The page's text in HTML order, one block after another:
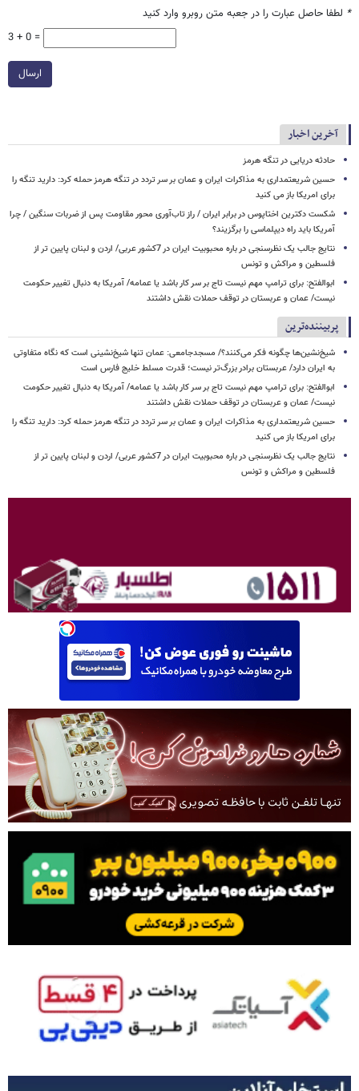
* لطفا حاصل عبارت را در جعبه متن روبرو وارد کنید
3 + 0 =
ارسال
آخرین اخبار
حادثه دریایی در تنگه هرمز
حسین شریعتمداری به مذاکرات ایران و عمان بر سر تردد در تنگه هرمز حمله کرد: دارید تنگه را
برای امریکا باز می کنید
شکست دکترین اختاپوس در برابر ایران / راز تاب‌آوری محور مقاومت پس از ضربات سنگین / چرا
آمریکا باید راه دیپلماسی را برگزیند؟
نتایج جالب یک نظرسنجی در باره محبوبیت ایران در 7کشور عربی/ اردن و لبنان پایین تر از
فلسطین و مراکش و تونس
ابوالفتح: برای ترامپ مهم نیست تاج بر سر کار باشد یا عمامه/ آمریکا به دنبال تغییر حکومت
نیست/ عمان و عربستان در توقف حملات نقش داشتند
پربیننده‌ترین
شیخ‌نشین‌ها چگونه فکر می‌کنند؟/ مسجدجامعی: عمان تنها شیخ‌نشینی است که نگاه متفاوتی
به ایران دارد/ عربستان برادر بزرگ‌تر نیست؛ قدرت مسلط خلیج فارس است
ابوالفتح: برای ترامپ مهم نیست تاج بر سر کار باشد یا عمامه/ آمریکا به دنبال تغییر حکومت
نیست/ عمان و عربستان در توقف حملات نقش داشتند
حسین شریعتمداری به مذاکرات ایران و عمان بر سر تردد در تنگه هرمز حمله کرد: دارید تنگه را
برای امریکا باز می کنید
نتایج جالب یک نظرسنجی در باره محبوبیت ایران در 7کشور عربی/ اردن و لبنان پایین تر از
فلسطین و مراکش و تونس